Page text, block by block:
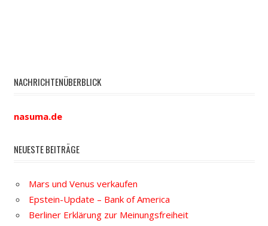
NACHRICHTENÜBERBLICK
nasuma.de
NEUESTE BEITRÄGE
Mars und Venus verkaufen
Epstein-Update – Bank of America
Berliner Erklärung zur Meinungsfreiheit